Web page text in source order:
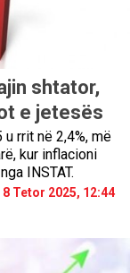
shtator,
e jetesës
rrit në 2,4%, më
kur inflacioni
INSTAT.
8 Tetor 2025, 12:44